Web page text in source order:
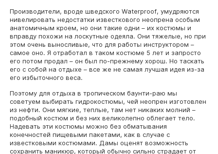
Производители, вроде шведского Waterproof, умудряются
нивелировать недостатки известкового неопрена особым
анатомичным кроем, но они такие одни – их костюмы и
вправду похожи на лоскутные одеяла. Они тяжелые, но при
этом очень выносливые, что для работы инструктором –
самое оно. Я отработал в таком костюме 5 лет и запросто
его потом продал – он был по-прежнему хорош. Но таскать
его с собой на отдыхе – все же не самая лучшая идея из-за
его избыточного веса.
Поэтому для отдыха в тропическом баунти-раю мы
советуем выбирать гидрокостюмы, чей неопрен изготовлен
из нефти. Они мягкие, теплые, там нет никаких молний –
подобный костюм и без них великолепно облегает тело.
Надевать эти костюмы можно без обматывания
конечностей пищевыми пакетами, как в случае с
известковыми костюмами. Дамы оценят возможность
сохранить маникюр, который обычно сильно страдает от